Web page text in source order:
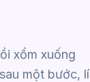
xổm xuống
một bước, lí